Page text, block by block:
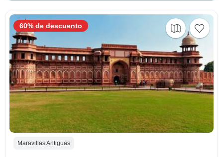
Maravillas Antiguas
60% de descuento